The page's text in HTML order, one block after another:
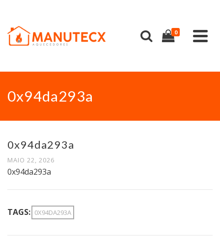
0
0x94da293a
0x94da293a
MAIO 22, 2026
0x94da293a
TAGS: 0X94DA293A